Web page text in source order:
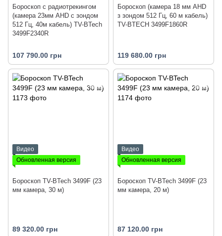
Бороскоп с радиотрекингом
(камера 23мм AHD с зондом
512 Гц, 40м кабель) TV-BTech
3499F2340R
107 790.00 грн
Бороскоп (камера 18 мм AHD
з зондом 512 Гц, 60 м кабель)
TV-BTECH 3499F1860R
119 680.00 грн
Видео
Обновленная версия
Бороскоп TV-BTech 3499F (23
мм камера, 30 м)
89 320.00 грн
Видео
Обновленная версия
Бороскоп TV-BTech 3499F (23
мм камера, 20 м)
87 120.00 грн